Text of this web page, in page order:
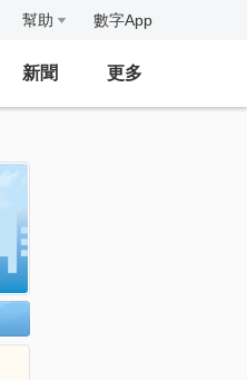
幫助 數字App
新聞 更多